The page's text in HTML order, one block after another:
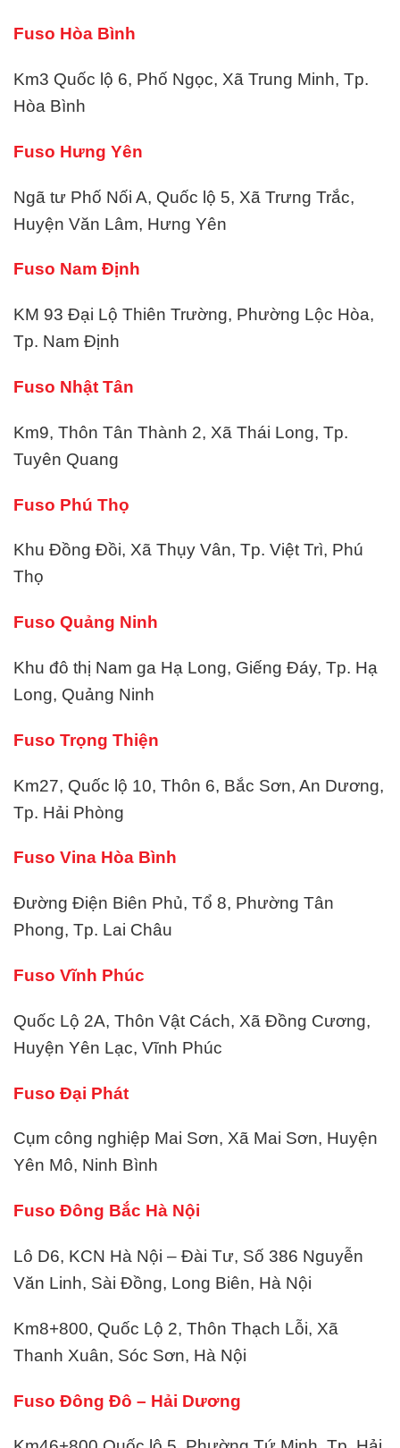
Fuso Hòa Bình
Km3 Quốc lộ 6, Phố Ngọc, Xã Trung Minh, Tp.
Hòa Bình
Fuso Hưng Yên
Ngã tư Phố Nối A, Quốc lộ 5, Xã Trưng Trắc,
Huyện Văn Lâm, Hưng Yên
Fuso Nam Định
KM 93 Đại Lộ Thiên Trường, Phường Lộc Hòa,
Tp. Nam Định
Fuso Nhật Tân
Km9, Thôn Tân Thành 2, Xã Thái Long, Tp.
Tuyên Quang
Fuso Phú Thọ
Khu Đồng Đồi, Xã Thụy Vân, Tp. Việt Trì, Phú
Thọ
Fuso Quảng Ninh
Khu đô thị Nam ga Hạ Long, Giếng Đáy, Tp. Hạ
Long, Quảng Ninh
Fuso Trọng Thiện
Km27, Quốc lộ 10, Thôn 6, Bắc Sơn, An Dương,
Tp. Hải Phòng
Fuso Vina Hòa Bình
Đường Điện Biên Phủ, Tổ 8, Phường Tân
Phong, Tp. Lai Châu
Fuso Vĩnh Phúc
Quốc Lộ 2A, Thôn Vật Cách, Xã Đồng Cương,
Huyện Yên Lạc, Vĩnh Phúc
Fuso Đại Phát
Cụm công nghiệp Mai Sơn, Xã Mai Sơn, Huyện
Yên Mô, Ninh Bình
Fuso Đông Bắc Hà Nội
Lô D6, KCN Hà Nội – Đài Tư, Số 386 Nguyễn
Văn Linh, Sài Đồng, Long Biên, Hà Nội
Km8+800, Quốc Lộ 2, Thôn Thạch Lỗi, Xã
Thanh Xuân, Sóc Sơn, Hà Nội
Fuso Đông Đô – Hải Dương